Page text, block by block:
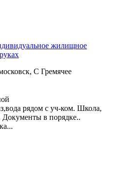
жилищное
С Гремячее
рядом с уч-ком. Школа,
Документы в порядке..